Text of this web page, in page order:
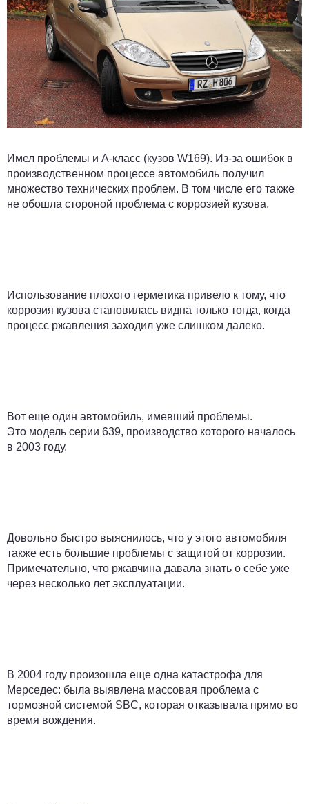
Имел проблемы и A-класс (кузов W169). Из-за ошибок в
производственном процессе автомобиль получил
множество технических проблем. В том числе его также
не обошла стороной проблема с коррозией кузова.
Использование плохого герметика привело к тому, что
коррозия кузова становилась видна только тогда, когда
процесс ржавления заходил уже слишком далеко.
Вот еще один автомобиль, имевший проблемы.
Это модель серии 639, производство которого началось
в 2003 году.
Довольно быстро выяснилось, что у этого автомобиля
также есть большие проблемы с защитой от коррозии.
Примечательно, что ржавчина давала знать о себе уже
через несколько лет эксплуатации.
В 2004 году произошла еще одна катастрофа для
Мерседес: была выявлена массовая проблема с
тормозной системой SBC, которая отказывала прямо во
время вождения.